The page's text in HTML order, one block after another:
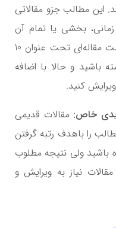
این مطالب جزو مقالاتی
بخشی یا تمام آن
قابل ویرایش هستند. مثلا ممکن است مقاله‌ای تحت عنوان 10
باشید و حالا با اضافه
کنید.
خاص: مقالات قدیمی
را باهدف رتبه گرفتن
ولی نتیجه مطلوب
نیاز به ویرایش و